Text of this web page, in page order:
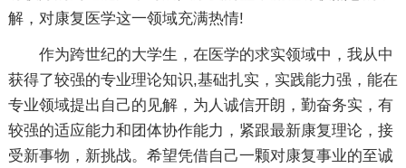
解，对康复医学这一领域充满热情!
作为跨世纪的大学生，在医学的求实领域中，我从中
获得了较强的专业理论知识,基础扎实，实践能力强，能在
专业领域提出自己的见解，为人诚信开朗，勤奋务实，有
较强的适应能力和团体协作能力，紧跟最新康复理论，接
受新事物，新挑战。希望凭借自己一颗对康复事业的至诚